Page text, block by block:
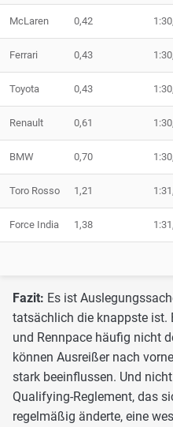
McLaren 0,42
Ferrari 0,43
Toyota 0,43
Renault 0,61
BMW 0,70
Toro Rosso 1,21
Force India 1,38
Fazit: Es ist
tatsächlich die knappste ist.
und Rennpace häufig nicht
können Ausreißer nach
stark beeinflussen. Und
Qualifying-Reglement, das
regelmäßig änderte, eine